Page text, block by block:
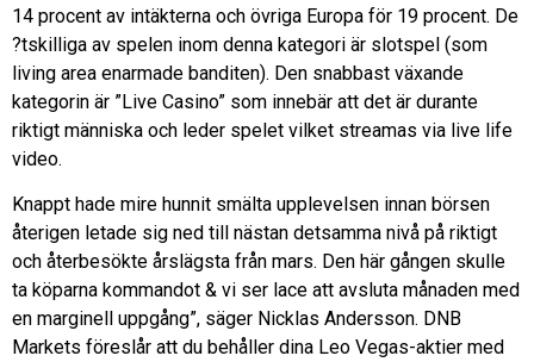
14 procent av intäkterna och övriga Europa för 19 procent. De
?tskilliga av spelen inom denna kategori är slotspel (som
living area enarmade banditen). Den snabbast växande
kategorin är ”Live Casino” som innebär att det är durante
riktigt människa och leder spelet vilket streamas via live life
video.
Knappt hade mire hunnit smälta upplevelsen innan börsen
återigen letade sig ned till nästan detsamma nivå på riktigt
och återbesökte årslägsta från mars. Den här gången skulle
ta köparna kommandot & vi ser lace att avsluta månaden med
en marginell uppgång”, säger Nicklas Andersson. DNB
Markets föreslår att du behåller dina Leo Vegas-aktier med